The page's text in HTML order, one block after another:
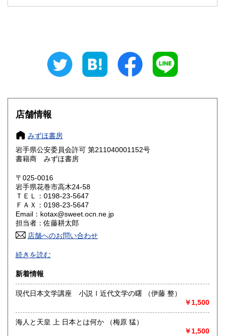
600円 三重県
大阪府
奈良県
鳥取県 600円 島根県
岡山県
山口県 600円
香川県
高知県 600円
佐賀県
熊本県 600円 大分県 600円
600円
沖縄県 600円
店舗情報
みずほ書房
岩手県公安委員会許可 第211040001152号
書籍商 みずほ書房
〒025-0016
岩手県花巻市高木24-58
ＴＥＬ：0198-23-5647
ＦＡＸ：0198-23-5647
Email：kotax@sweet.ocn.ne.jp
担当者：佐藤耕太郎
店舗へのお問い合わせ
Mizuho Shobo Since 2012 書誌・郷土誌・貨幣文献・経済
史料などを取り扱っております。特に明治･大正･昭和(戦前)
を主としておりますので事務所と倉庫のみです。お問合せは
Ｅメール又はＦＡＸでお願い致します。
最寄駅：花巻駅・新花巻駅
営業時間：10:00〜17:30
続きを読む
新着情報
現代日本文学講座 小説Ⅰ近代文学の曙 （伊藤 整）
￥1,500
海人と天皇 上 日本とは何か （梅原 猛）
￥1,500